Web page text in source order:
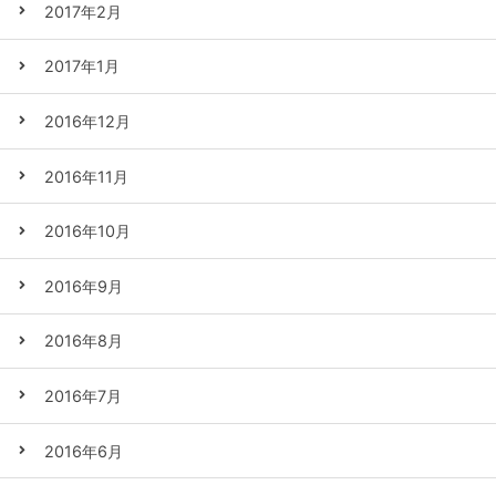
2017年2月
2017年1月
2016年12月
2016年11月
2016年10月
2016年9月
2016年8月
2016年7月
2016年6月